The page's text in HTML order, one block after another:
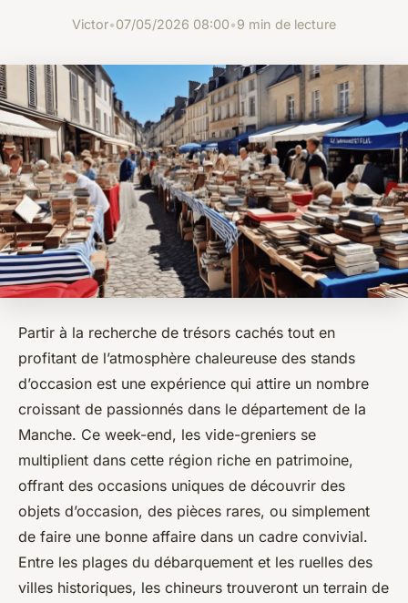
Victor•07/05/2026 08:00•9 min de lecture
Partir à la recherche de trésors cachés tout en
profitant de l’atmosphère chaleureuse des stands
d’occasion est une expérience qui attire un nombre
croissant de passionnés dans le département de la
Manche. Ce week-end, les vide-greniers se
multiplient dans cette région riche en patrimoine,
offrant des occasions uniques de découvrir des
objets d’occasion, des pièces rares, ou simplement
de faire une bonne affaire dans un cadre convivial.
Entre les plages du débarquement et les ruelles des
villes historiques, les chineurs trouveront un terrain de